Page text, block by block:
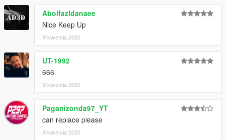
Abolfazldanaee
Nice Keep Up
9 kwietnia 2020
UT-1992
666
9 kwietnia 2020
Paganizonda97_YT
can replace please
9 kwietnia 2020